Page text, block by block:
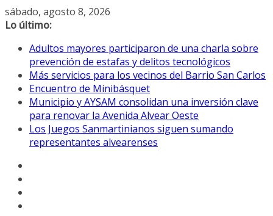
Saltar
al
sábado, agosto 8, 2026
Lo último:
Adultos mayores participaron de una charla sobre
prevención de estafas y delitos tecnológicos
Más servicios para los vecinos del Barrio San Carlos
Encuentro de Minibásquet
Municipio y AYSAM consolidan una inversión clave
para renovar la Avenida Alvear Oeste
Los Juegos Sanmartinianos siguen sumando
representantes alvearenses